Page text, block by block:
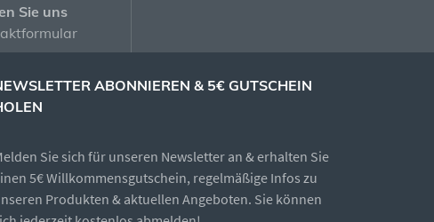
Sie uns
ABONNIEREN & 5€ GUTSCHEIN
Sie sich für unseren Newsletter an & erhalten Sie
5€ Willkommensgutschein, regelmäßige Infos zu
Produkten & aktuellen Angeboten. Sie können